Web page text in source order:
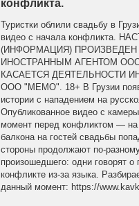
конфликта.
Туристки облили свадьбу в
видео с начала конфликта.
(ИНФОРМАЦИЯ) ПРОИЗВЕДЕН
ИНОСТРАННЫМ АГЕНТОМ
КАСАЕТСЯ ДЕЯТЕЛЬНОСТИ
ООО "МЕМО". 18+ В Грузии
истории с нападением на
Опубликованное видео с
момент перед конфликтом — на
балкона на гостей свадьбы
стороны продолжают по-
произошедшего: одни говорят
конфликте из-за языка.
данный момент: https://